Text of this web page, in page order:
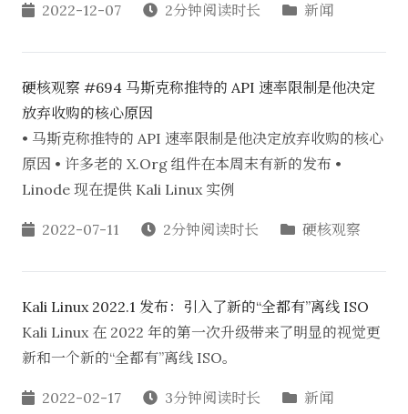
2022-12-07 2分钟阅读时长 新闻
硬核观察 #694 马斯克称推特的 API 速率限制是他决定
放弃收购的核心原因
• 马斯克称推特的 API 速率限制是他决定放弃收购的核心
原因 • 许多老的 X.Org 组件在本周末有新的发布 •
Linode 现在提供 Kali Linux 实例
2022-07-11 2分钟阅读时长 硬核观察
Kali Linux 2022.1 发布：引入了新的“全都有”离线 ISO
Kali Linux 在 2022 年的第一次升级带来了明显的视觉更
新和一个新的“全都有”离线 ISO。
2022-02-17 3分钟阅读时长 新闻